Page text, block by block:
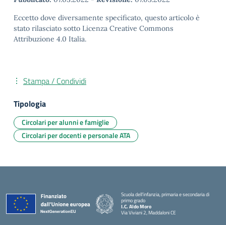
Eccetto dove diversamente specificato, questo articolo è
stato rilasciato sotto Licenza Creative Commons
Attribuzione 4.0 Italia.
Stampa / Condividi
Tipologia
Circolari per alunni e famiglie
Circolari per docenti e personale ATA
Scuola dell’infanzia, primaria e secondaria di
primo grado
I.C. Aldo Moro
Via Viviani 2, Maddaloni CE